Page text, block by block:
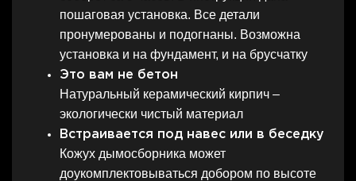
пошаговая установка. Все детали
пронумерованы и подогнаны. Возможна
установка и на фундамент, и на брусчатку
Это вам не бетон
Натуральный керамический кирпич –
экологически чистый материал
Встраивается под навес или в беседку
Кожух дымосборника может
доукомплектовываться добором по высоте